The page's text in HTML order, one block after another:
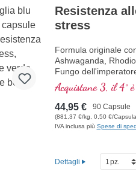
Resistenza
stress
Formula originale
Ashwaganda,
Fungo
e acido pantotenico,
contribuisce alla
prestazioni mentali. La
vitamina E aiuta a
le cellule dallo stress
Acquistane 3, il 4°
44,95 € 90 Capsule
(881,37 €/kg, 0,50 €/
IVA inclusa più Spese di
Dettagli